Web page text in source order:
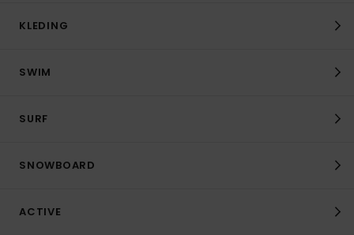
KLEDING
SWIM
SURF
SNOWBOARD
ACTIVE